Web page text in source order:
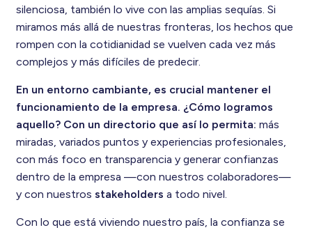
silenciosa, también lo vive con las amplias sequías. Si
miramos más allá de nuestras fronteras, los hechos que
rompen con la cotidianidad se vuelven cada vez más
complejos y más difíciles de predecir.
En un entorno cambiante, es crucial mantener el
funcionamiento de la empresa. ¿Cómo logramos
aquello? Con un directorio que así lo permita: más
miradas, variados puntos y experiencias profesionales,
con más foco en transparencia y generar confianzas
dentro de la empresa —con nuestros colaboradores—
y con nuestros stakeholders a todo nivel.
Con lo que está viviendo nuestro país, la confianza se